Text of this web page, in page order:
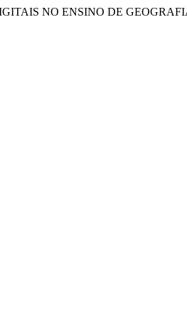
NO ENSINO DE